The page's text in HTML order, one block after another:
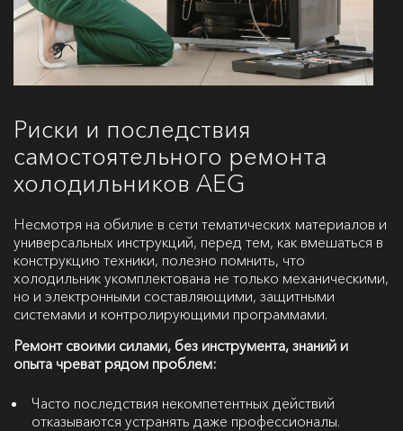
Риски и последствия
самостоятельного ремонта
холодильников AEG
Несмотря на обилие в сети тематических материалов и
универсальных инструкций, перед тем, как вмешаться в
конструкцию техники, полезно помнить, что
холодильник укомплектована не только механическими,
но и электронными составляющими, защитными
системами и контролирующими программами.
Ремонт своими силами, без инструмента, знаний и
опыта чреват рядом проблем:
Часто последствия некомпетентных действий
отказываются устранять даже профессионалы.